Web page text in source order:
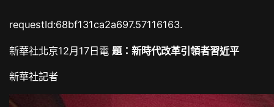
requestId:68bf131ca2a697.57116163.
新華社北京12月17日電題：新時代改革引領者習近平
新華社記者